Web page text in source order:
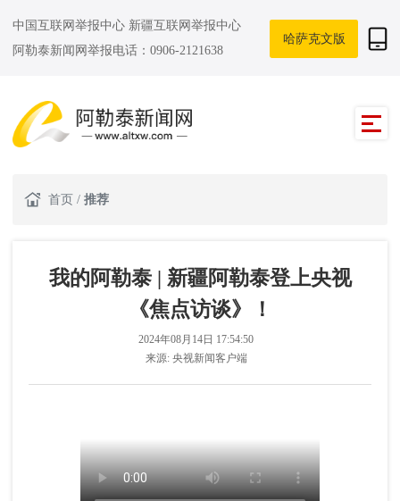
中国互联网举报中心 新疆互联网举报中心
阿勒泰新闻网举报电话：0906-2121638
哈萨克文版
首页 / 推荐
我的阿勒泰 | 新疆阿勒泰登上央视
《焦点访谈》！
2024年08月14日 17:54:50
来源: 央视新闻客户端